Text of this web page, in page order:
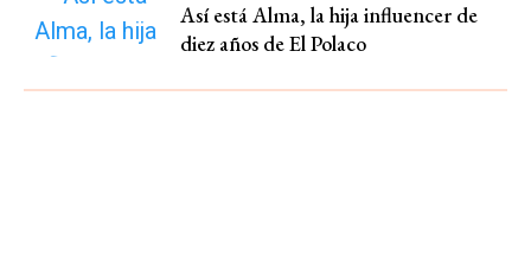
Así está Alma, la hija influencer de
diez años de El Polaco